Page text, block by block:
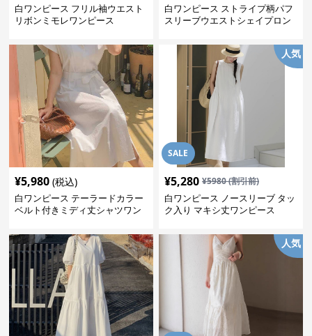
白ワンピース フリル袖ウエスト
リボンミモレワンピース
白ワンピース ストライプ柄パフ
スリーブウエストシェイプロン
¥5,980 (税込)
白ワンピース テーラードカラー
ベルト付きミディ丈シャツワン
SALE
人気
¥5,280 ¥5980(割引前)
白ワンピース ノースリーブ タッ
ク入り マキシ丈ワンピース
人気